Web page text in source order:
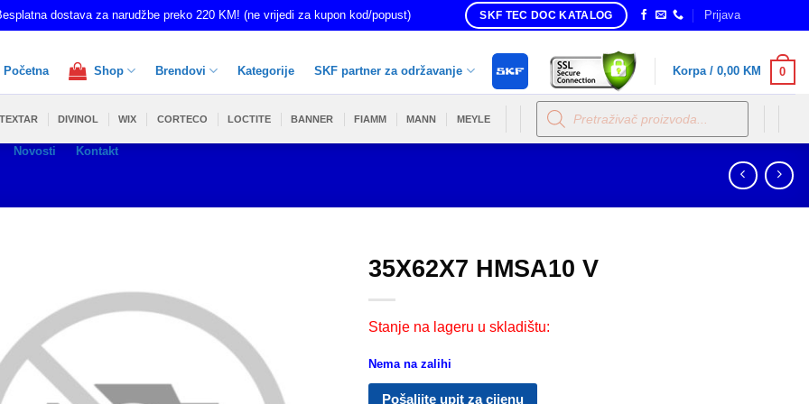
dostava za narudžbe preko 220 KM! (ne vrijedi za kupon kod/popust) SKF TEC DOC KATALOG Prijava
Početna Shop Brendovi Kategorije SKF partner za održavanje
Novosti Kontakt
Korpa / 0,00 KM 0
TEXTAR DIVINOL WIX CORTECO LOCTITE BANNER FIAMM MANN MEYLE
Products
search
35X62X7 HMSA10 V
Stanje na lageru u skladištu:
Nema na zalihi
Pošaljite upit za cijenu